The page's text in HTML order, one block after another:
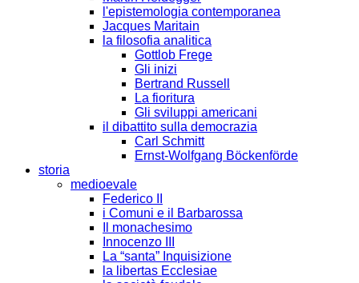
l'epistemologia contemporanea
Jacques Maritain
la filosofia analitica
Gottlob Frege
Gli inizi
Bertrand Russell
La fioritura
Gli sviluppi americani
il dibattito sulla democrazia
Carl Schmitt
Ernst-Wolfgang Böckenförde
storia
medioevale
Federico II
i Comuni e il Barbarossa
Il monachesimo
Innocenzo III
La “santa” Inquisizione
la libertas Ecclesiae